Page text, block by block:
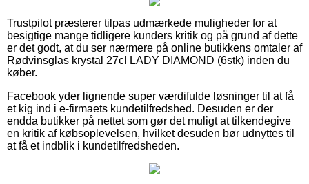
Trustpilot præsterer tilpas udmærkede muligheder for at
besigtige mange tidligere kunders kritik og på grund af dette
er det godt, at du ser nærmere på online butikkens omtaler af
Rødvinsglas krystal 27cl LADY DIAMOND (6stk) inden du
køber.
Facebook yder lignende super værdifulde løsninger til at få
et kig ind i e-firmaets kundetilfredshed. Desuden er der
endda butikker på nettet som gør det muligt at tilkendegive
en kritik af købsoplevelsen, hvilket desuden bør udnyttes til
at få et indblik i kundetilfredsheden.